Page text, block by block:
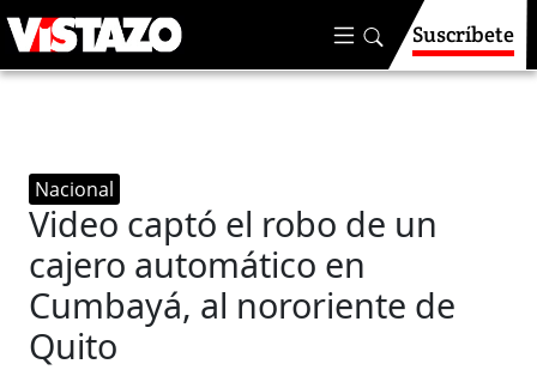
Suscríbete
Nacional
Video captó el robo de un
cajero automático en
Cumbayá, al nororiente de
Quito